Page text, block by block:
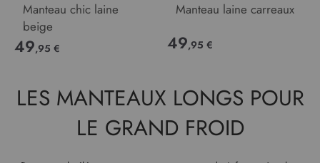
Manteau chic laine
beige
49,95 €
Manteau laine carreaux
49,95 €
LES MANTEAUX LONGS POUR
LE GRAND FROID